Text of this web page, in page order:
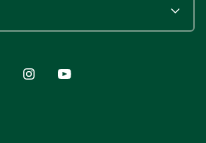
FacebookInstagram